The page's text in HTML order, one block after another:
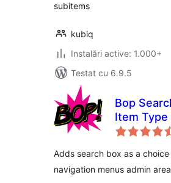
subitems
kubiq
Instalări active: 1.000+
Testat cu 6.9.5
Bop
Item Type
Menus
Adds search box as a
navigation menus admin